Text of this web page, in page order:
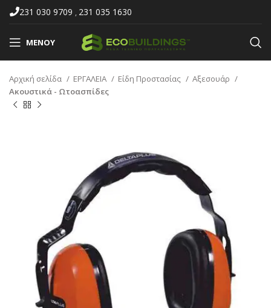
231 030 9709 , 231 035 1630
ΜΕΝΟΎ
Αρχική σελίδα ΕΡΓΑΛΕΙΑ Είδη Προστασίας
Αξεσουάρ
Ακουστικά - Ωτοασπίδες